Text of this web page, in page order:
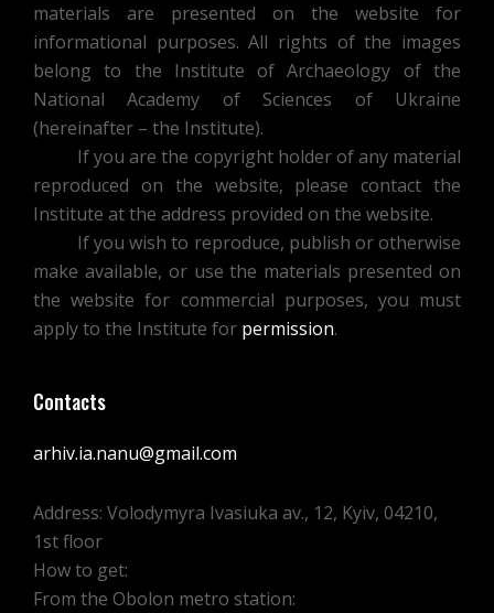
materials are presented on the website for
informational purposes. All rights of the images
belong to the Institute of Archaeology of the
National Academy of Sciences of Ukraine
(hereinafter – the Institute).
If you are the copyright holder of any material
reproduced on the website, please contact the
Institute at the address provided on the website.
If you wish to reproduce, publish or otherwise
make available, or use the materials presented on
the website for commercial purposes, you must
apply to the Institute for permission.
Contacts
arhiv.ia.nanu@gmail.com
Address: Volodymyra Ivasiuka av., 12, Kyiv, 04210,
1st floor
How to get:
From the Obolon metro station: